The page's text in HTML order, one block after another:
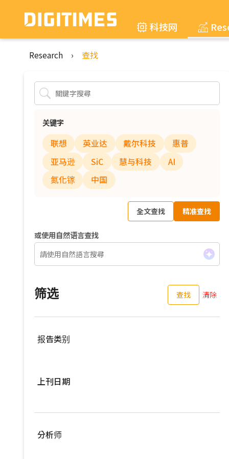
科技网
Research › 查找
关键字
联想 英业达 戴尔科技
惠普
亚马逊
SiC 慧与科技
AI
氮化镓
中国
全文查找 精准查找
或使用自然语言查找
筛选 查找 清除
报告类别
亚洲供应链
宽频与无线
上刊日期
分析师